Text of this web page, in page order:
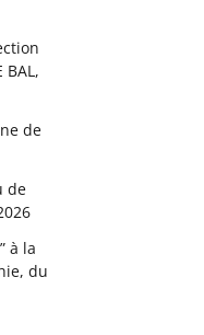
de
de
à la
du